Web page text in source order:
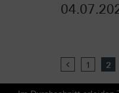
Previous
1 2